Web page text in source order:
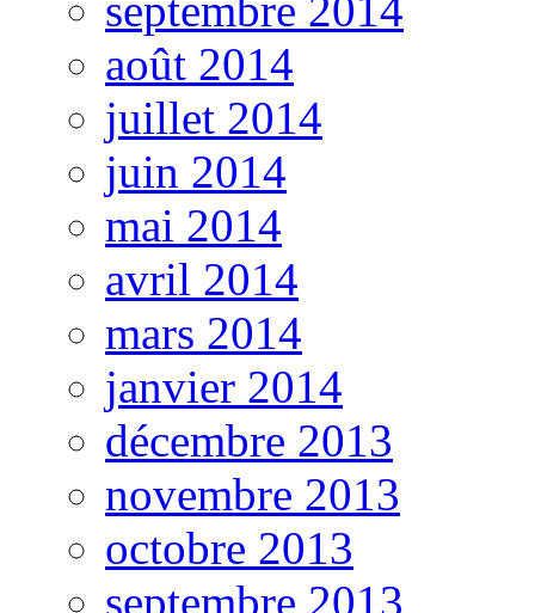
août 2014
juillet 2014
juin 2014
mai 2014
avril 2014
mars 2014
janvier 2014
décembre 2013
novembre 2013
octobre 2013
septembre 2013